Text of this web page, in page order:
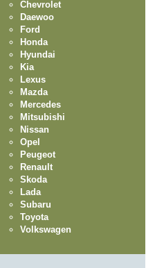
Chevrolet
Daewoo
Ford
Honda
Hyundai
Kia
Lexus
Mazda
Mercedes
Mitsubishi
Nissan
Opel
Peugeot
Renault
Skoda
Lada
Subaru
Toyota
Volkswagen